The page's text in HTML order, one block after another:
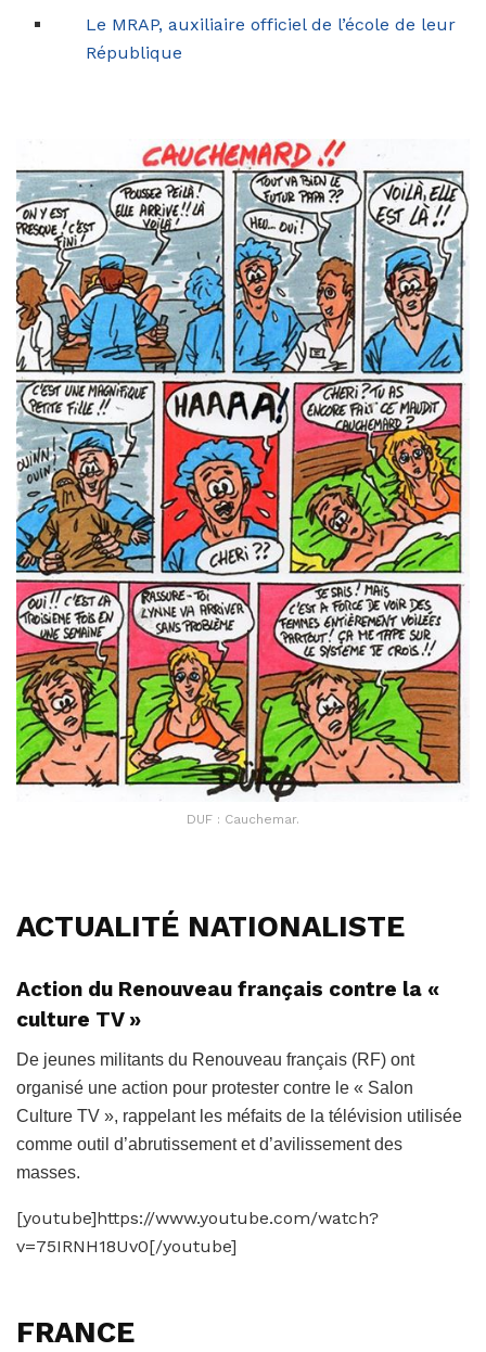
Le MRAP, auxiliaire officiel de l’école de leur
République
DUF : Cauchemar.
ACTUALITÉ NATIONALISTE
Action du Renouveau français contre la «
culture TV »
De jeunes militants du Renouveau français (RF) ont
organisé une action pour protester contre le « Salon
Culture TV », rappelant les méfaits de la télévision utilisée
comme outil d’abrutissement et d’avilissement des
masses.
[youtube]https://www.youtube.com/watch?
v=75IRNH18Uv0[/youtube]
FRANCE